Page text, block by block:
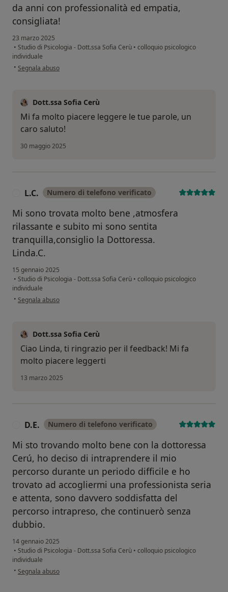
da anni con professionalità ed empatia,
consigliata!
23 marzo 2025
• Studio di Psicologia - Dott.ssa Sofia Cerù • colloquio psicologico
individuale
• secondo l'opinione dell'utente G.p.
Segnala abuso
Dott.ssa Sofia Cerù
Mi fa molto piacere leggere le tue parole, un
caro saluto!
30 maggio 2025
L.C. Numero di telefono verificato
Mi sono trovata molto bene ,atmosfera
rilassante e subito mi sono sentita
tranquilla,consiglio la Dottoressa.
Linda.C.
15 gennaio 2025
• Studio di Psicologia - Dott.ssa Sofia Cerù • colloquio psicologico
individuale
• secondo l'opinione dell'utente L.C.
Segnala abuso
Dott.ssa Sofia Cerù
Ciao Linda, ti ringrazio per il feedback! Mi fa
molto piacere leggerti
13 marzo 2025
D.E. Numero di telefono verificato
Mi sto trovando molto bene con la dottoressa
Cerú, ho deciso di intraprendere il mio
percorso durante un periodo difficile e ho
trovato ad accogliermi una professionista seria
e attenta, sono davvero soddisfatta del
percorso intrapreso, che continuerò senza
dubbio.
14 gennaio 2025
• Studio di Psicologia - Dott.ssa Sofia Cerù • colloquio psicologico
individuale
• secondo l'opinione dell'utente D.E.
Segnala abuso